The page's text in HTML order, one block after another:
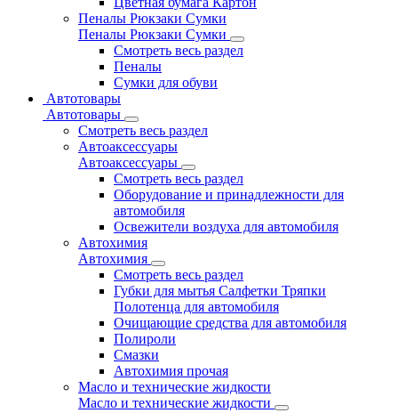
Пеналы Рюкзаки Сумки
Пеналы Рюкзаки Сумки
Смотреть весь раздел
Пеналы
Сумки для обуви
Автотовары
Автотовары
Смотреть весь раздел
Автоаксессуары
Автоаксессуары
Смотреть весь раздел
Оборудование и принадлежности для
автомобиля
Освежители воздуха для автомобиля
Автохимия
Автохимия
Смотреть весь раздел
Губки для мытья Салфетки Тряпки
Полотенца для автомобиля
Очищающие средства для автомобиля
Полироли
Смазки
Автохимия прочая
Масло и технические жидкости
Масло и технические жидкости